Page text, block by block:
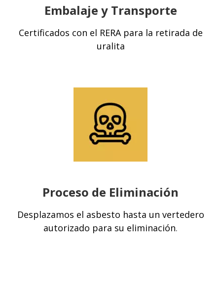
Embalaje y Transporte
Certificados con el RERA para la retirada de
uralita
Proceso de Eliminación
Desplazamos el asbesto hasta un vertedero
autorizado para su eliminación.